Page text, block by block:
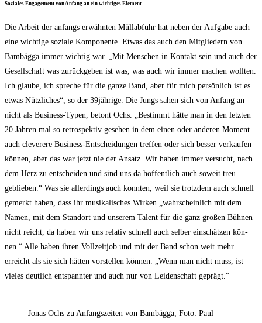
Sozia­les Enga­ge­ment von Anfang an ein wich­ti­ges Element
Die Arbeit der anfangs erwähn­ten Müll­ab­fuhr hat neben der Auf­ga­be auch
eine wich­ti­ge sozia­le Kom­po­nen­te. Etwas das auch den Mit­glie­dern von
Bam­bäg­ga immer wich­tig war. „Mit Men­schen in Kon­takt sein und auch der
Gesell­schaft was zurück­ge­ben ist was, was auch wir immer machen woll­ten.
Ich glau­be, ich spre­che für die gan­ze Band, aber für mich per­sön­lich ist es
etwas Nütz­li­ches“, so der 39jährige. Die Jungs sahen sich von Anfang an
nicht als Busi­ness-Typen, betont Ochs. „Bestimmt hät­te man in den letz­ten
20 Jah­ren mal so retro­spek­tiv gese­hen in dem einen oder ande­ren Moment
auch cle­vere­re Busi­ness-Ent­schei­dun­gen tref­fen oder sich bes­ser ver­kau­fen
kön­nen, aber das war jetzt nie der Ansatz. Wir haben immer ver­sucht, nach
dem Herz zu ent­schei­den und sind uns da hof­fent­lich auch soweit treu
geblie­ben.“ Was sie aller­dings auch konn­ten, weil sie trotz­dem auch schnell
gemerkt haben, dass ihr musi­ka­li­sches Wir­ken „wahr­schein­lich mit dem
Namen, mit dem Stand­ort und unse­rem Talent für die ganz gro­ßen Büh­nen
nicht reicht, da haben wir uns rela­tiv schnell auch sel­ber ein­schät­zen kön­
nen.“ Alle haben ihren Voll­zeit­job und mit der Band schon weit mehr
erreicht als sie sich hät­ten vor­stel­len kön­nen. „Wenn man nicht muss, ist
vie­les deut­lich ent­spann­ter und auch nur von Lei­den­schaft geprägt.“
Jonas Ochs zu Anfangs­zei­ten von Bam­bäg­ga, Foto: Paul